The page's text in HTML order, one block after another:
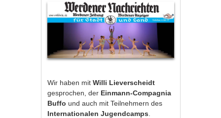
Wir haben mitWilli Lieverscheidt
gesprochen, der Einmann-Compagnia
Buffo und auch mit Teilnehmern des
Internationalen Jugendcamps